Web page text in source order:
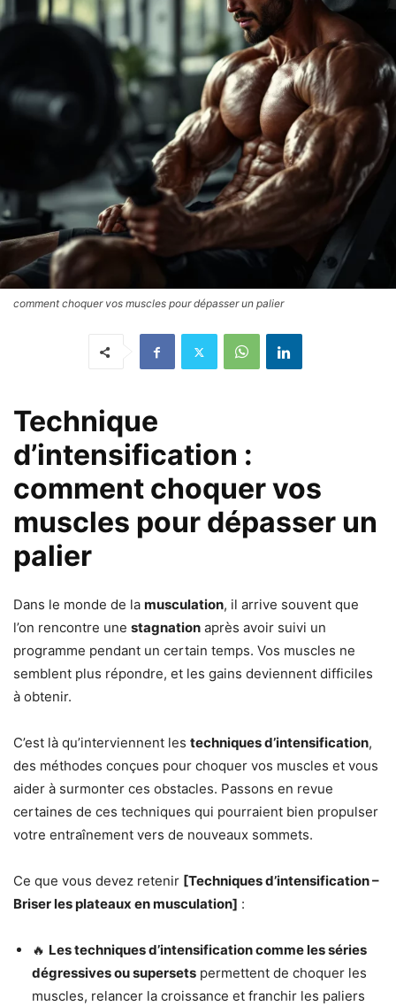
comment choquer vos muscles pour dépasser un palier
Technique
d’intensification :
comment choquer vos
muscles pour dépasser un
palier
Dans le monde de la musculation, il arrive souvent que
l’on rencontre une stagnation après avoir suivi un
programme pendant un certain temps. Vos muscles ne
semblent plus répondre, et les gains deviennent difficiles
à obtenir.
C’est là qu’interviennent les techniques d’intensification,
des méthodes conçues pour choquer vos muscles et vous
aider à surmonter ces obstacles. Passons en revue
certaines de ces techniques qui pourraient bien propulser
votre entraînement vers de nouveaux sommets.
Ce que vous devez retenir [Techniques d’intensification –
Briser les plateaux en musculation] :
🔥 Les techniques d’intensification comme les séries
dégressives ou supersets permettent de choquer les
muscles, relancer la croissance et franchir les paliers